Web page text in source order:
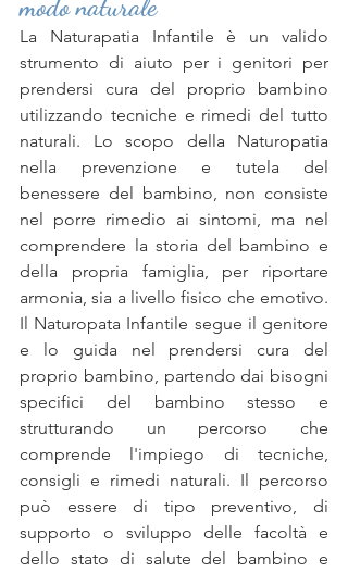
modo naturale
La Naturapatia Infantile è un valido
strumento di aiuto per i genitori per
prendersi cura del proprio bambino
utilizzando tecniche e rimedi del tutto
naturali. Lo scopo della Naturopatia
nella prevenzione e tutela del
benessere del bambino, non consiste
nel porre rimedio ai sintomi, ma nel
comprendere la storia del bambino e
della propria famiglia, per riportare
armonia, sia a livello fisico che emotivo.
Il Naturopata Infantile segue il genitore
e lo guida nel prendersi cura del
proprio bambino, partendo dai bisogni
specifici del bambino stesso e
strutturando un percorso che
comprende l'impiego di tecniche,
consigli e rimedi naturali. Il percorso
può essere di tipo preventivo, di
supporto o sviluppo delle facoltà e
dello stato di salute del bambino e